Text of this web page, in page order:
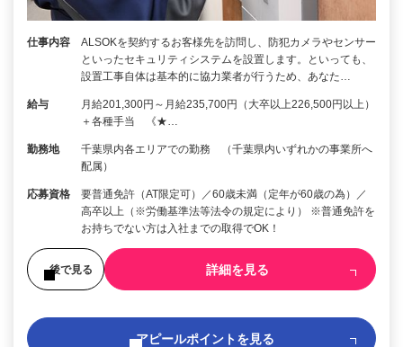
仕事内容
ALSOKを契約するお客様先を訪問し、防犯カメラやセンサー
といったセキュリティシステムを設置します。といっても、
設置工事自体は基本的に協力業者が行うため、あなた…
給与
月給201,300円～月給235,700円（大卒以上226,500円以上）
＋各種手当 《★…
勤務地
千葉県内各エリアでの勤務 （千葉県内いずれかの事業所へ
配属）
応募資格
要普通免許（AT限定可）／60歳未満（定年が60歳の為）／
高卒以上（※労働基準法等法令の規定により） ※普通免許を
お持ちでない方は入社までの取得でOK！
後で見る 詳細を見る
アピールポイントを見る